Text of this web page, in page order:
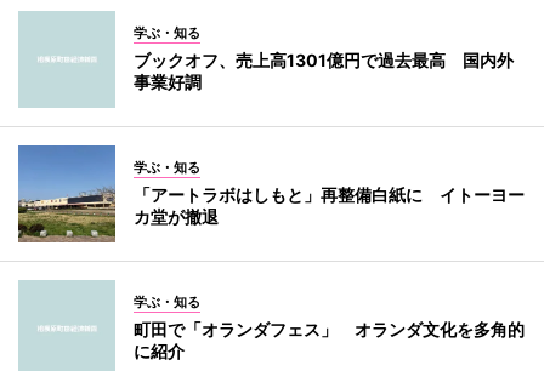
学ぶ・知る
ブックオフ、売上高1301億円で過去最高 国内外
事業好調
学ぶ・知る
「アートラボはしもと」再整備白紙に イトーヨー
カ堂が撤退
学ぶ・知る
町田で「オランダフェス」 オランダ文化を多角的
に紹介